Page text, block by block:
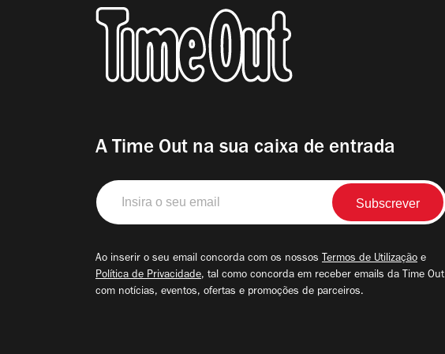
A Time Out na sua caixa de entrada
Insira
o
seu
Ao inserir o seu email concorda com os nossos Termos de Utilização e
Política de Privacidade, tal como concorda em receber emails da Time Out
com notícias, eventos, ofertas e promoções de parceiros.